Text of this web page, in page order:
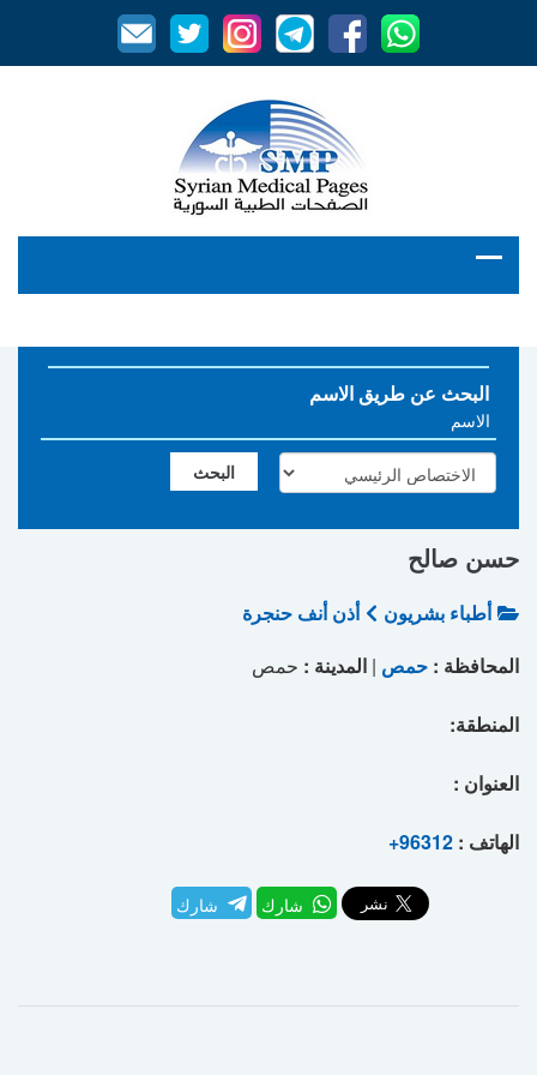
البحث عن طريق الاسم
حسن صالح
أطباء بشريون
أذن أنف حنجرة
المحافظة : حمص | المدينة : حمص
المنطقة:
العنوان :
الهاتف : +96312
شارك شارك